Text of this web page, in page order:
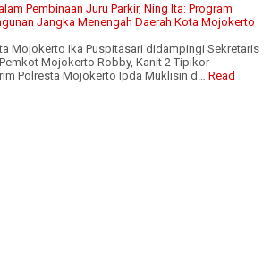
Pembinaan Juru Parkir, Ning Ita: Program
Jangka Menengah Daerah Kota Mojokerto
Mojokerto Ika Puspitasari didampingi Sekretaris
Mojokerto Robby, Kanit 2 Tipikor
Polresta Mojokerto Ipda Muklisin d…
Read